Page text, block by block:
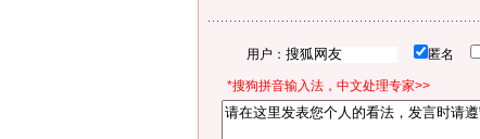
用户： 匿名
*搜狗拼音输入法，中文处理专家>>